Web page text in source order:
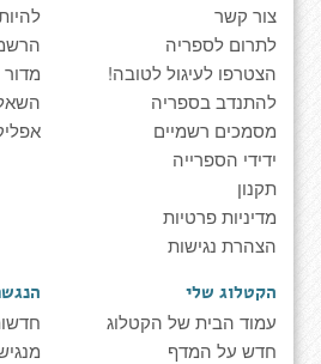
צור קשר
לתרום לספריה
הצטרפו לעיגול לטובה!
להתנדב בספריה
מסמכים רשמיים
ידידי הספרייה
תקנון
מדיניות פרטיות
הצהרת נגישות
הקטלוג שלי
עמוד הבית של הקטלוג
חדש על המדף